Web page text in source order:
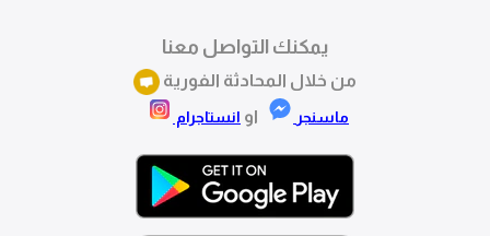
يمكنك التواصل معنا
من خلال المحادثة الفورية
ماسنجر او انستاجرام